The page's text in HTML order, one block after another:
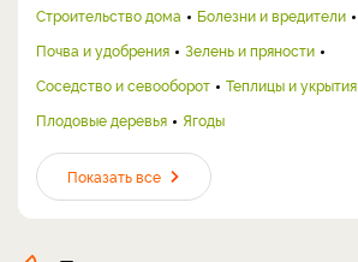
Строительство дома
Болезни и вредители
Почва и удобрения
Зелень и пряности
Соседство и севооборот
Теплицы и укрытия
Плодовые деревья
Ягоды
Показать все